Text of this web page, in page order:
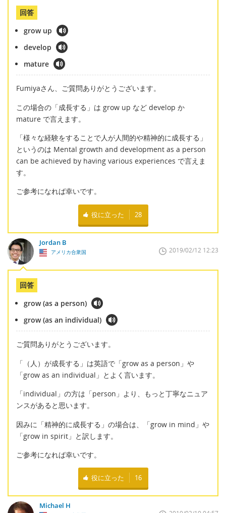
回答
grow up
develop
mature
Fumiyaさん、ご質問ありがとうございます。
この場合の「成長する」は grow up など develop か
mature で言えます。
「様々な経験をすることで人が人間的や精神的に成長する」
というのは Mental growth and development as a person
can be achieved by having various experiences で言えま
す。
ご参考になれば幸いです。
役に立った 28
Jordan B
アメリカ合衆国 2019/02/12 12:23
回答
grow (as a person)
grow (as an individual)
ご質問ありがとうございます。
「（人）が成長する」は英語で「grow as a person」や
「grow as an individual」とよく言います。
「individual」の方は「person」より、もっと丁寧なニュア
ンスがあると思います。
因みに「精神的に成長する」の場合は、「grow in mind」や
「grow in spirit」と訳します。
ご参考になれば幸いです。
役に立った 16
Michael H